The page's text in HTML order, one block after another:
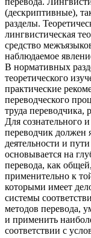
(дескриптивные),
разделы.
лингвистическая
средство
наблюдаемое
В нормативных
теоретического
практические
переводческого
труда переводчика,
Для сознательного
переводчик должен
деятельности и
основывается на
перевода, как
применительно к
которыми имеет
системы
методов перевода,
и применить
соответствии с